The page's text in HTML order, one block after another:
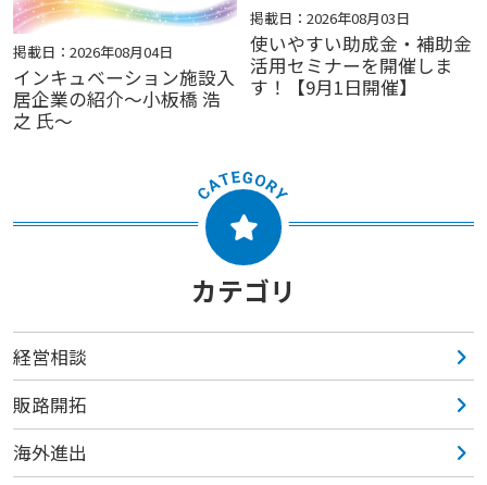
掲載日：2026年08月04日
インキュベーション施設入
居企業の紹介～小板橋 浩
之 氏～
掲載日：2026年08月03日
使いやすい助成金・補助金
活用セミナーを開催しま
す！【9月1日開催】
カテゴリ
経営相談
販路開拓
海外進出